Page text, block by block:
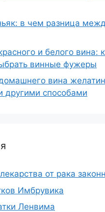
в чем разница
и белого вина:
винные фужеры
вина
другими способами
от рака
Имбрувика
Ленвима